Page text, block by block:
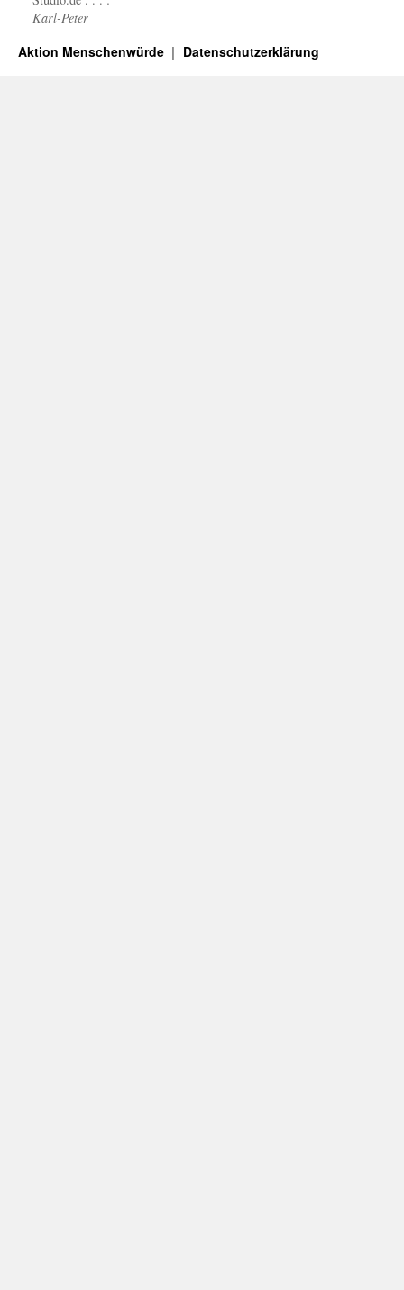
Karl-Peter
Aktion Menschenwürde Datenschutzerklärung